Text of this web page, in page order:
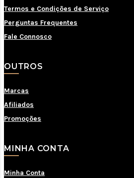
Termos e Condições de Serviço
Perguntas Frequentes
Fale Connosco
OUTROS
Marcas
Afiliados
Promoções
MINHA CONTA
Minha Conta